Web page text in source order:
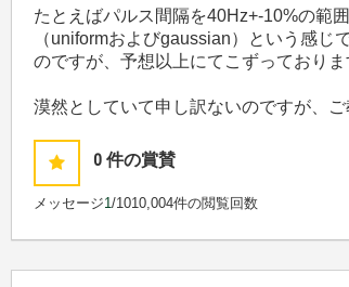
たとえばパルス間隔を40Hz+-10%の範
（uniformおよびgaussian）という感じ
のですが、予想以上にてこずっておりま
漠然としていて申し訳ないのですが、ご
0件の賞賛
メッセージ1/1010,004件の閲覧回数